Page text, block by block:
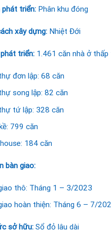
phát triển: Phân khu đóng
xây dựng: Nhiệt Đới
triển: 1.461 căn nhà ở thấp
đơn lập: 68 căn
song lập: 82 căn
tứ lập: 328 căn
799 căn
184 căn
bàn giao:
thô: Tháng 1 – 3/2023
hoàn thiện: Tháng 6 – 7/
sở hữu: Sổ đỏ lâu dài